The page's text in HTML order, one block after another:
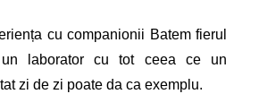
cu companionii Batem fierul
laborator cu tot ceea ce un
zi de zi poate da ca exemplu.